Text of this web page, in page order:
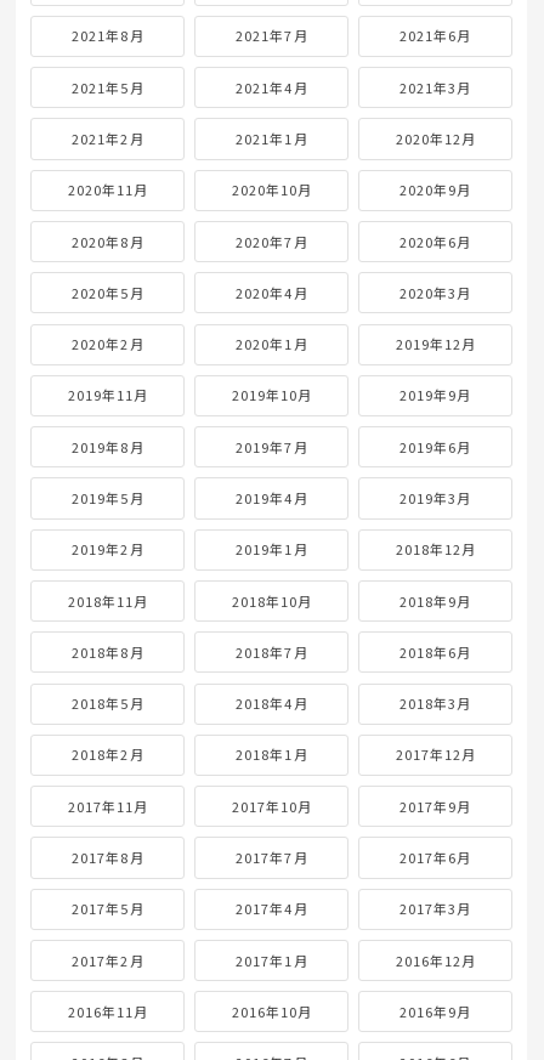
2021年8月 2021年7月 2021年6月
2021年5月 2021年4月 2021年3月
2021年2月 2021年1月 2020年12月
2020年11月 2020年10月 2020年9月
2020年8月 2020年7月 2020年6月
2020年5月 2020年4月 2020年3月
2020年2月 2020年1月 2019年12月
2019年11月 2019年10月 2019年9月
2019年8月 2019年7月 2019年6月
2019年5月 2019年4月 2019年3月
2019年2月 2019年1月 2018年12月
2018年11月 2018年10月 2018年9月
2018年8月 2018年7月 2018年6月
2018年5月 2018年4月 2018年3月
2018年2月 2018年1月 2017年12月
2017年11月 2017年10月 2017年9月
2017年8月 2017年7月 2017年6月
2017年5月 2017年4月 2017年3月
2017年2月 2017年1月 2016年12月
2016年11月 2016年10月 2016年9月